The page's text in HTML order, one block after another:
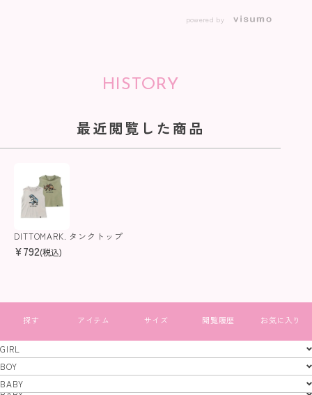
powered by
HISTORY
最近閲覧した商品
DITTOMARK. タンクトップ
¥792(税込)
すべて見る
GIRL
BOY
GIRL
BOY
BABY